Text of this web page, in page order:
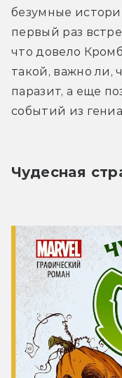
безумные
первый раз
что довело
такой, важно ли,
паразит, а еще
событий из
Чудесная